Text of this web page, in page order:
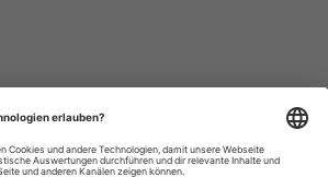
Datenschutzhinweise